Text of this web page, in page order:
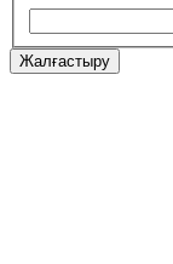
Жалғастыру